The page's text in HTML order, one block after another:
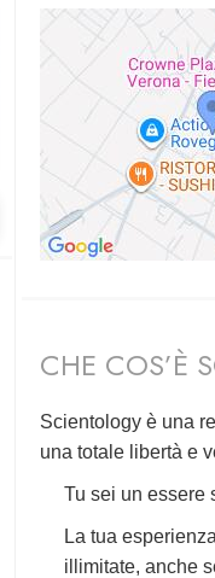
CHE COS’È
Scientology è una
una totale libertà e
Tu sei un essere
La tua
illimitate, anche